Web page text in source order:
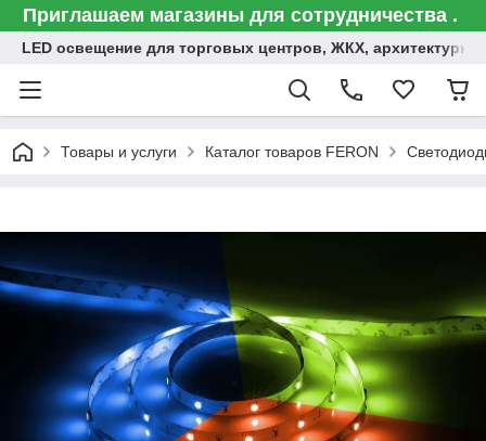
Приглашаем магазины для сотрудничества .
LED освещение для торговых центров, ЖКХ,
Товары и услуги Каталог товаров FERON